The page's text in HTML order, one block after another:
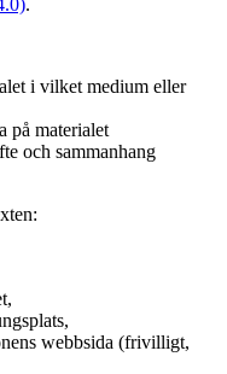
.
i vilket medium eller
på materialet
och sammanhang
webbsida (frivilligt,